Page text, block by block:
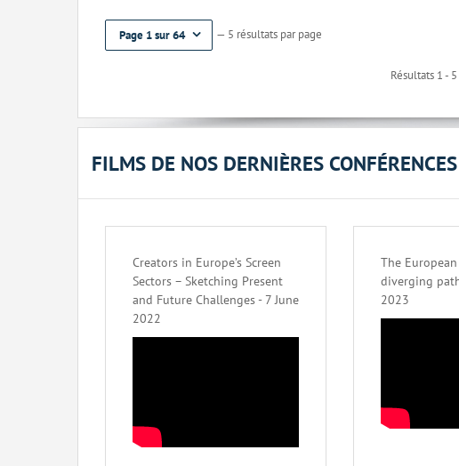
Page 1 sur 64 — 5 résultats par page
Résultats 1 -
FILMS DE NOS DERNIÈRES CONFÉRENCES
Creators in Europe’s Screen
Sectors – Sketching Present
and Future Challenges - 7 June
2022
The
diverging
2023